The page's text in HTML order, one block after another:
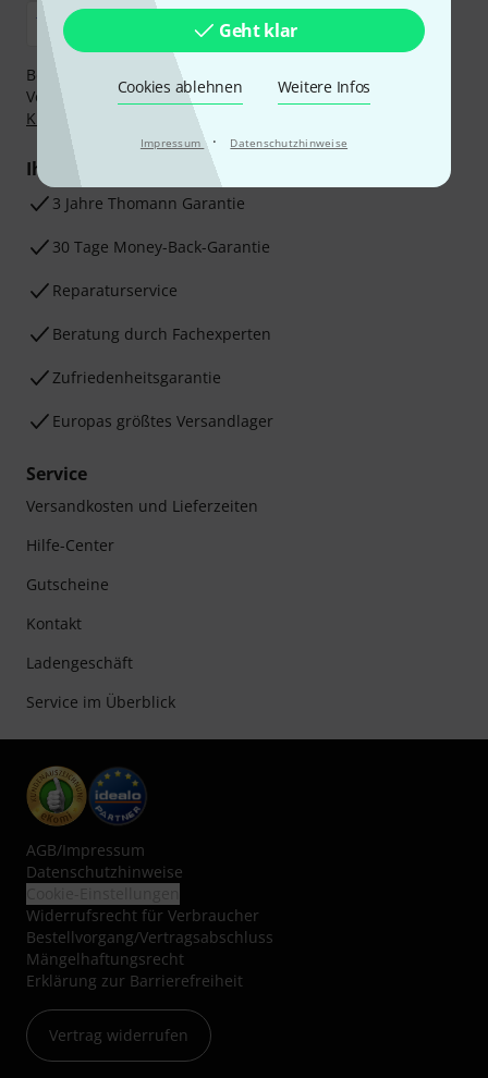
Geht klar
Cookies ablehnen Weitere Infos
Impressum · Datenschutzhinweise
Bezahlen Sie vertraulich und sicher per Nachnahme,
Vorkasse, PayPal, Amazon Pay,
Klarna Sofort bezahlen
Klarna Ratenzahlung
oder Kreditkarte.
Ihre Vorteile
3 Jahre Thomann Garantie
30 Tage Money-Back-Garantie
Reparaturservice
Beratung durch Fachexperten
Zufriedenheitsgarantie
Europas größtes Versandlager
Service
Versandkosten und Lieferzeiten
Hilfe-Center
Gutscheine
Kontakt
Ladengeschäft
Service im Überblick
AGB/Impressum
Datenschutzhinweise
Widerrufsrecht für Verbraucher
Bestellvorgang/Vertragsabschluss
Mängelhaftungsrecht
Erklärung zur Barrierefreiheit
Vertrag widerrufen